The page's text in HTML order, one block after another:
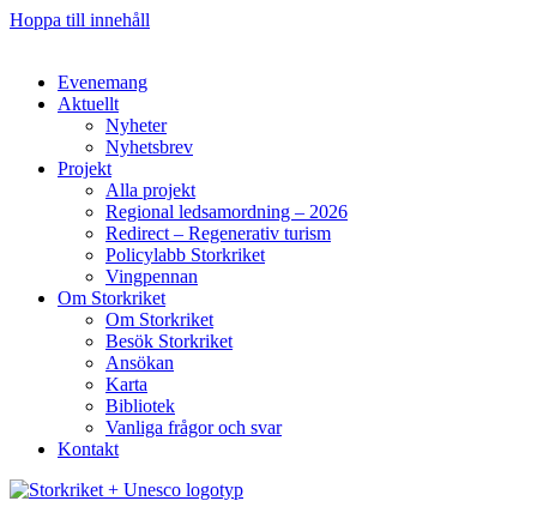
Hoppa till innehåll
Evenemang
Aktuellt
Nyheter
Nyhetsbrev
Projekt
Alla projekt
Regional ledsamordning – 2026
Redirect – Regenerativ turism
Policylabb Storkriket
Vingpennan
Om Storkriket
Om Storkriket
Besök Storkriket
Ansökan
Karta
Bibliotek
Vanliga frågor och svar
Kontakt